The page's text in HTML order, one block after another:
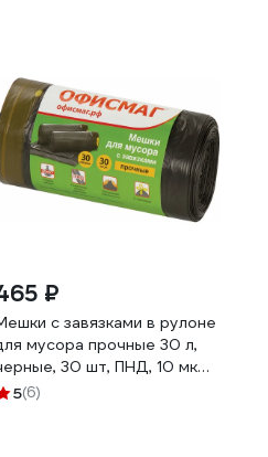
₽
с завязками в рулоне
мусора прочные 30 л,
30 шт, ПНД, 10 мкм,
см ОФИСМАГ 601396
5(6)